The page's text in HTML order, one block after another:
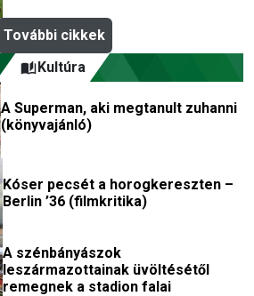
További cikkek
Kultúra
A Superman, aki megtanult zuhanni
(könyvajánló)
Kóser pecsét a horogkereszten –
Berlin ’36 (filmkritika)
A szénbányászok
leszármazottainak üvöltésétől
remegnek a stadion falai